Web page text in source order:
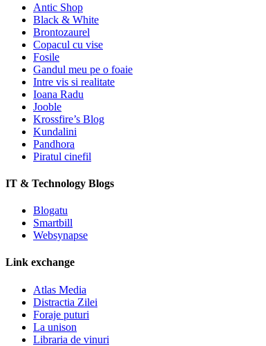
Antic Shop
Black & White
Brontozaurel
Copacul cu vise
Fosile
Gandul meu pe o foaie
Intre vis si realitate
Ioana Radu
Jooble
Krossfire’s Blog
Kundalini
Pandhora
Piratul cinefil
IT & Technology Blogs
Blogatu
Smartbill
Websynapse
Link exchange
Atlas Media
Distractia Zilei
Foraje puturi
La unison
Libraria de vinuri